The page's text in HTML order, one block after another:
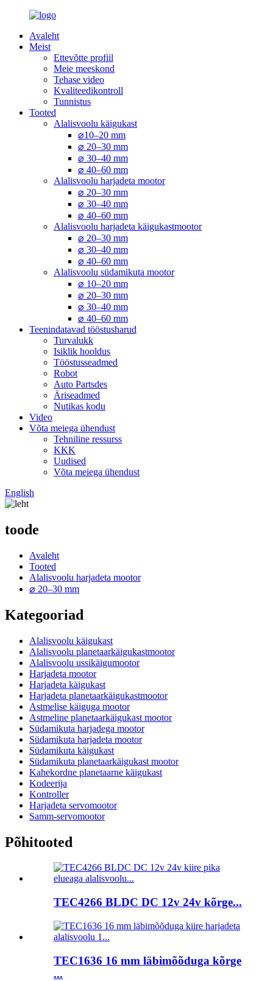
Avaleht
Meist
Ettevõtte profiil
Meie meeskond
Tehase video
Kvaliteedikontroll
Tunnistus
Tooted
Alalisvoolu käigukast
⌀10–20 mm
⌀ 20–30 mm
⌀ 30–40 mm
⌀ 40–60 mm
Alalisvoolu harjadeta mootor
⌀ 20–30 mm
⌀ 30–40 mm
⌀ 40–60 mm
Alalisvoolu harjadeta käigukastmootor
⌀ 20–30 mm
⌀ 30–40 mm
⌀ 40–60 mm
Alalisvoolu südamikuta mootor
⌀ 10–20 mm
⌀ 20–30 mm
⌀ 30–40 mm
⌀ 40–60 mm
Teenindatavad tööstusharud
Turvalukk
Isiklik hooldus
Tööstusseadmed
Robot
Auto Partsdes
Äriseadmed
Nutikas kodu
Video
Võta meiega ühendust
Tehniline ressurss
KKK
Uudised
Võta meiega ühendust
English
toode
Avaleht
Tooted
Alalisvoolu harjadeta mootor
⌀ 20–30 mm
Kategooriad
Alalisvoolu käigukast
Alalisvoolu planetaarkäigukastmootor
Alalisvoolu ussikäigumootor
Harjadeta mootor
Harjadeta käigukast
Harjadeta planetaarkäigukastmootor
Astmelise käiguga mootor
Astmeline planetaarkäigukast mootor
Südamikuta harjadega mootor
Südamikuta harjadeta mootor
Südamikuta käigukast
Südamikuta planetaarkäigukast mootor
Kahekordne planetaarne käigukast
Kodeerija
Kontroller
Harjadeta servomootor
Samm-servomootor
Põhitooted
TEC4266 BLDC DC 12v 24v kõrge...
TEC1636 16 mm läbimõõduga kõrge
...